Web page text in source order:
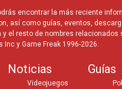
encontrar la más reciente
así como guías, eventos,
el resto de nombres relacionados
Inc y Game Freak 1996-2026.
Noticias
Videojuegos
Guías